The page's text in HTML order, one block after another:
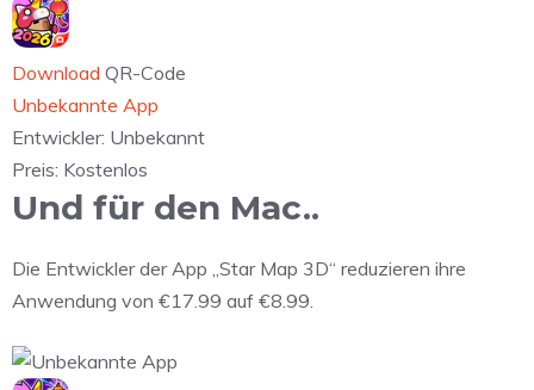
Download QR-Code
Unbekannte App
Entwickler: Unbekannt
Preis: Kostenlos
Und für den Mac..
Die Entwickler der App „Star Map 3D“ reduzieren ihre
Anwendung von €17.99 auf €8.99.